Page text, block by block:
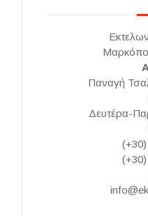
Παναγή
Δευτέρα-
(+30)